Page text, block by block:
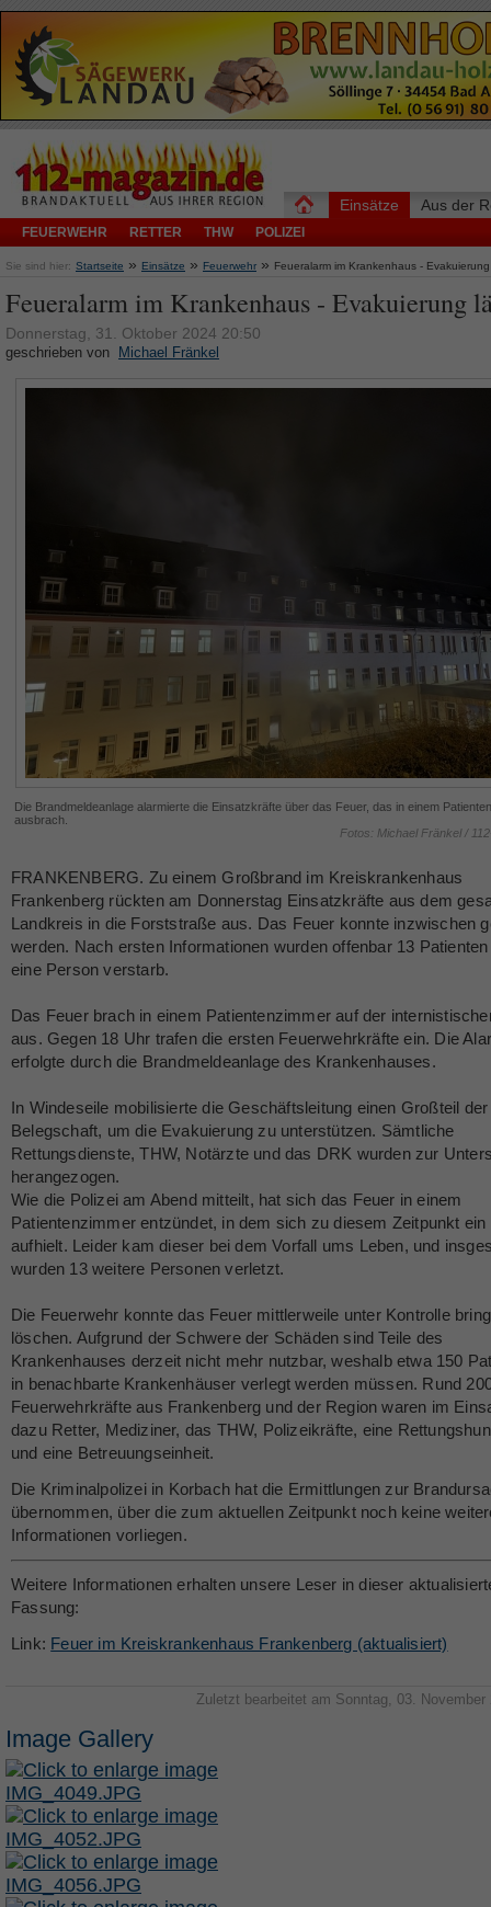
Einsätze
FEUERWEHR RETTER THW POLIZEI
Aus der
Sie sind hier: Startseite » Einsätze » Feuerwehr » Feueralarm im Krankenhaus -
Feueralarm im Krankenhaus - Evakuierung
Donnerstag, 31. Oktober 2024 20:50
geschrieben von Michael Fränkel
Die Brandmeldeanlage alarmierte die Einsatzkräfte über das Feuer, das in einem
ausbrach.
Fotos: Michael Fränkel /
FRANKENBERG. Zu einem Großbrand im Kreiskrankenhaus
Frankenberg rückten am Donnerstag Einsatzkräfte aus dem
Landkreis in die Forststraße aus. Das Feuer konnte inzwischen
werden. Nach ersten Informationen wurden offenbar 13
eine Person verstarb.
Das Feuer brach in einem Patientenzimmer auf der
aus. Gegen 18 Uhr trafen die ersten Feuerwehrkräfte ein. Die
erfolgte durch die Brandmeldeanlage des Krankenhauses.
In Windeseile mobilisierte die Geschäftsleitung einen Großteil der
Belegschaft, um die Evakuierung zu unterstützen. Sämtliche
Rettungsdienste, THW, Notärzte und das DRK wurden zur
herangezogen.
Wie die Polizei am Abend mitteilt, hat sich das Feuer in einem
Patientenzimmer entzündet, in dem sich zu diesem Zeitpunkt ein
aufhielt. Leider kam dieser bei dem Vorfall ums Leben, und
wurden 13 weitere Personen verletzt.
Die Feuerwehr konnte das Feuer mittlerweile unter Kontrolle
löschen. Aufgrund der Schwere der Schäden sind Teile des
Krankenhauses derzeit nicht mehr nutzbar, weshalb etwa 150
in benachbarte Krankenhäuser verlegt werden müssen. Rund
Feuerwehrkräfte aus Frankenberg und der Region waren im
dazu Retter, Mediziner, das THW, Polizeikräfte, eine
und eine Betreuungseinheit.
Die Kriminalpolizei in Korbach hat die Ermittlungen zur
übernommen, über die zum aktuellen Zeitpunkt noch keine
Informationen vorliegen.
Weitere Informationen erhalten unsere Leser in dieser
Fassung:
Link: Feuer im Kreiskrankenhaus Frankenberg (aktualisiert)
Zuletzt bearbeitet am Sonntag, 03. November
Image Gallery